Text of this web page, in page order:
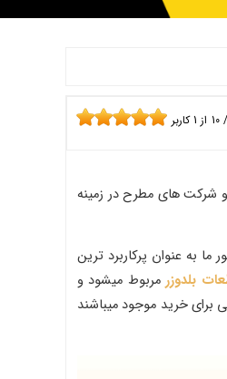
10 / از 1کاربر
شرکت های مطرح در زمینه
به عنوان پرکاربرد ترین
بلدوزرمربوط میشود و
برای خرید موجود میباشند